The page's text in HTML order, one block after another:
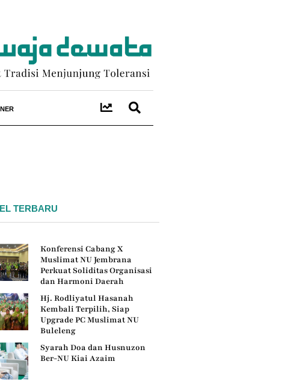
TERBARU
Konferensi Cabang X
Muslimat NU Jembrana
Perkuat Soliditas Organisasi
dan Harmoni Daerah
Hj. Rodliyatul Hasanah
Kembali Terpilih, Siap
Upgrade PC Muslimat NU
Buleleng
Syarah Doa dan Husnuzon
Ber-NU Kiai Azaim